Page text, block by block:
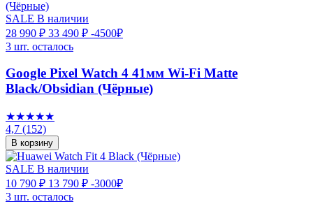
SALE В наличии
28 990 ₽ 33 490 ₽ -4500₽
3 шт. осталось
Google Pixel Watch 4 41мм Wi-Fi Matte
Black/Obsidian (Чёрные)
★★★★★
4,7 (152)
В корзину
SALE В наличии
10 790 ₽ 13 790 ₽ -3000₽
3 шт. осталось